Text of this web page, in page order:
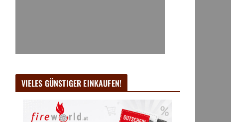
VIELES GÜNSTIGER EINKAUFEN!